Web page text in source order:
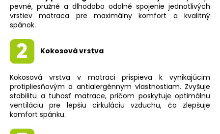
pevné, pružné a dlhodobo odolné spojenie jednotlivých
vrstiev matraca pre maximálny komfort a kvalitný
spánok.
Kokosová vrstva
Kokosová vrstva v matraci prispieva k vynikajúcim
protipliesňovým a antialergénnym vlastnostiam. Zvyšuje
stabilitu a tuhosť matrace, pričom poskytuje optimálnu
ventiláciu pre lepšiu cirkuláciu vzduchu, čo zlepšuje
komfort spánku.